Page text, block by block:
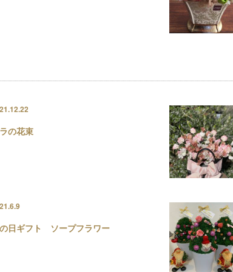
の花束
日ギフト ソープフラワー